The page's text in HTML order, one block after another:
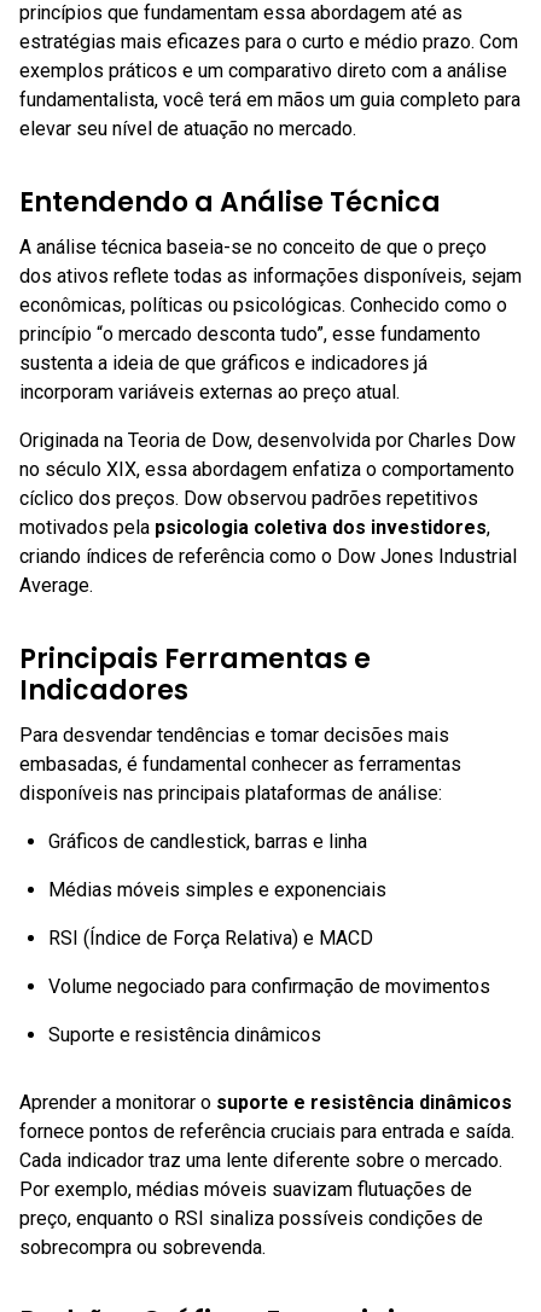
princípios que fundamentam essa abordagem até as
estratégias mais eficazes para o curto e médio prazo. Com
exemplos práticos e um comparativo direto com a análise
fundamentalista, você terá em mãos um guia completo para
elevar seu nível de atuação no mercado.
Entendendo a Análise Técnica
A análise técnica baseia-se no conceito de que o preço
dos ativos reflete todas as informações disponíveis, sejam
econômicas, políticas ou psicológicas. Conhecido como o
princípio “o mercado desconta tudo”, esse fundamento
sustenta a ideia de que gráficos e indicadores já
incorporam variáveis externas ao preço atual.
Originada na Teoria de Dow, desenvolvida por Charles Dow
no século XIX, essa abordagem enfatiza o comportamento
cíclico dos preços. Dow observou padrões repetitivos
motivados pela psicologia coletiva dos investidores,
criando índices de referência como o Dow Jones Industrial
Average.
Principais Ferramentas e
Indicadores
Para desvendar tendências e tomar decisões mais
embasadas, é fundamental conhecer as ferramentas
disponíveis nas principais plataformas de análise:
Gráficos de candlestick, barras e linha
Médias móveis simples e exponenciais
RSI (Índice de Força Relativa) e MACD
Volume negociado para confirmação de movimentos
Suporte e resistência dinâmicos
Aprender a monitorar o suporte e resistência dinâmicos
fornece pontos de referência cruciais para entrada e saída.
Cada indicador traz uma lente diferente sobre o mercado.
Por exemplo, médias móveis suavizam flutuações de
preço, enquanto o RSI sinaliza possíveis condições de
sobrecompra ou sobrevenda.